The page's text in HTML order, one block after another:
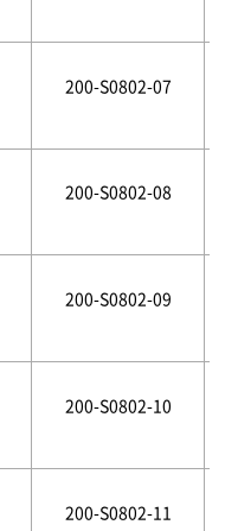
200-S0802-07
200-S0802-08
200-S0802-09
200-S0802-10
200-S0802-11